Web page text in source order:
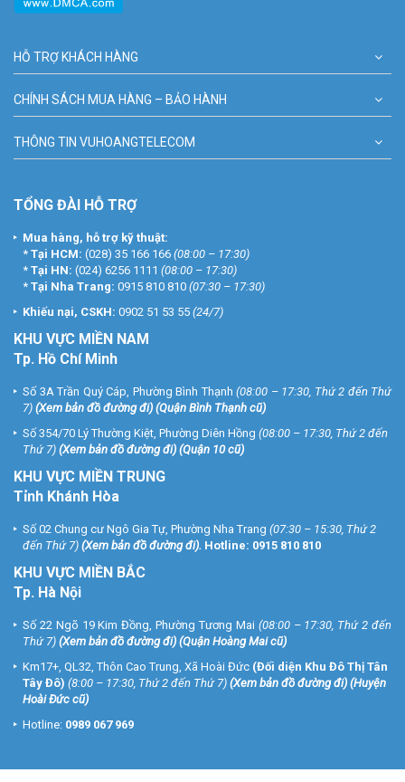
HỖ TRỢ KHÁCH HÀNG
CHÍNH SÁCH MUA HÀNG – BẢO HÀNH
THÔNG TIN VUHOANGTELECOM
TỔNG ĐÀI HỖ TRỢ
Mua hàng, hỗ trợ kỹ thuật:
* Tại HCM: (028) 35 166 166 (08:00 – 17:30)
* Tại HN: (024) 6256 1111 (08:00 – 17:30)
* Tại Nha Trang: 0915 810 810 (07:30 – 17:30)
Khiếu nại, CSKH: 0902 51 53 55 (24/7)
KHU VỰC MIỀN NAM
Tp. Hồ Chí Minh
Số 3A Trần Quý Cáp, Phường Bình Thạnh (08:00 – 17:30, Thứ 2 đến Thứ
7) (Xem bản đồ đường đi) (Quận Bình Thạnh cũ)
Số 354/70 Lý Thường Kiệt, Phường Diên Hồng (08:00 – 17:30, Thứ 2 đến
Thứ 7) (Xem bản đồ đường đi) (Quận 10 cũ)
KHU VỰC MIỀN TRUNG
Tỉnh Khánh Hòa
Số 02 Chung cư Ngô Gia Tự, Phường Nha Trang (07:30 – 15:30, Thứ 2
đến Thứ 7) (Xem bản đồ đường đi). Hotline: 0915 810 810
KHU VỰC MIỀN BẮC
Tp. Hà Nội
Số 22 Ngõ 19 Kim Đồng, Phường Tương Mai (08:00 – 17:30, Thứ 2 đến
Thứ 7) (Xem bản đồ đường đi) (Quận Hoàng Mai cũ)
Km17+, QL32, Thôn Cao Trung, Xã Hoài Đức (Đối diện Khu Đô Thị Tân
Tây Đô) (8:00 – 17:30, Thứ 2 đến Thứ 7) (Xem bản đồ đường đi) (Huyện
Hoài Đức cũ)
Hotline: 0989 067 969